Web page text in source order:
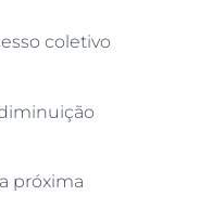
coletivo
próxima